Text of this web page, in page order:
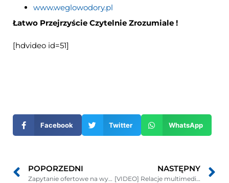
www.weglowodory.pl
Łatwo Przejrzyście Czytelnie Zrozumiale !
[hdvideo id=51]
nowym
oknie
Facebook Twitter WhatsApp
POPORZEDNI
Zapytanie ofertowe na wykonywanie specjalistycznych usług opiekuńczych
NASTĘPNY
[VIDEO] Relacje multimedialne z zebrań Sołeckich